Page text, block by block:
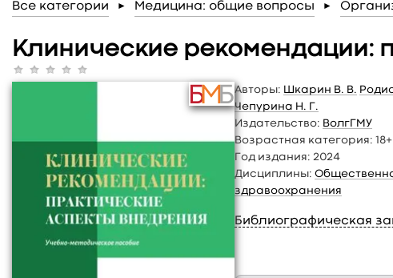
Все категории ► Медицина: общие вопросы ►
Клинические рекомендации:
Авторы: Шкарин В. В.
Чепурина Н. Г.
Издательство: ВолгГМУ
Возрастная категория: 18+
Год издания: 2024
Дисциплины:
здравоохранения
Библиографическая